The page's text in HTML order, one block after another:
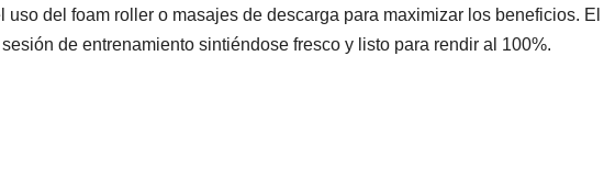
del foam roller o masajes de descarga para maximizar los beneficios. El
de entrenamiento sintiéndose fresco y listo para rendir al 100%.